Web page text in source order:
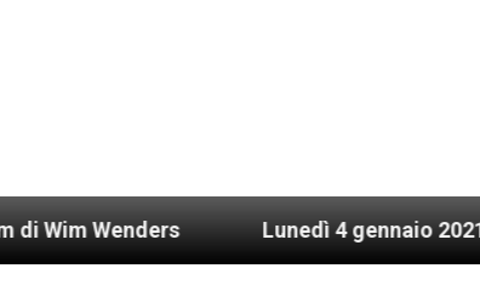
Lunedì 4 gennaio 2021: